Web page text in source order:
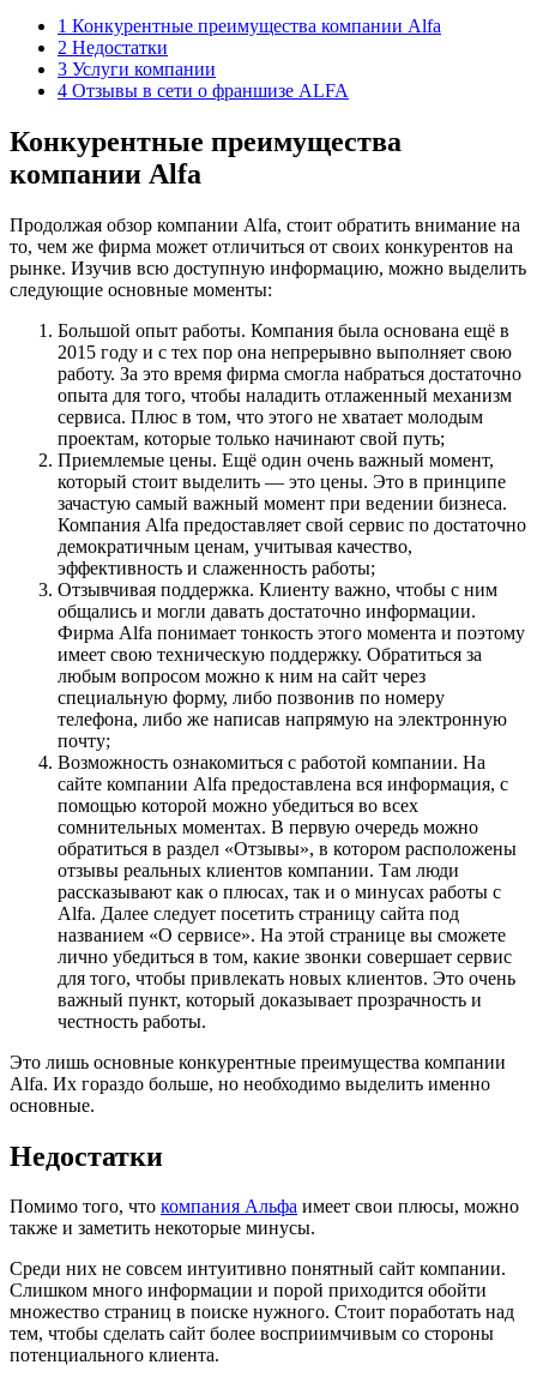
1 Конкурентные преимущества компании Alfa
2 Недостатки
3 Услуги компании
4 Отзывы в сети о франшизе ALFA
Конкурентные преимущества
компании Alfa
Продолжая обзор компании Alfa, стоит обратить внимание на
то, чем же фирма может отличиться от своих конкурентов на
рынке. Изучив всю доступную информацию, можно выделить
следующие основные моменты:
Большой опыт работы. Компания была основана ещё в
2015 году и с тех пор она непрерывно выполняет свою
работу. За это время фирма смогла набраться достаточно
опыта для того, чтобы наладить отлаженный механизм
сервиса. Плюс в том, что этого не хватает молодым
проектам, которые только начинают свой путь;
Приемлемые цены. Ещё один очень важный момент,
который стоит выделить — это цены. Это в принципе
зачастую самый важный момент при ведении бизнеса.
Компания Alfa предоставляет свой сервис по достаточно
демократичным ценам, учитывая качество,
эффективность и слаженность работы;
Отзывчивая поддержка. Клиенту важно, чтобы с ним
общались и могли давать достаточно информации.
Фирма Alfa понимает тонкость этого момента и поэтому
имеет свою техническую поддержку. Обратиться за
любым вопросом можно к ним на сайт через
специальную форму, либо позвонив по номеру
телефона, либо же написав напрямую на электронную
почту;
Возможность ознакомиться с работой компании. На
сайте компании Alfa предоставлена вся информация, с
помощью которой можно убедиться во всех
сомнительных моментах. В первую очередь можно
обратиться в раздел «Отзывы», в котором расположены
отзывы реальных клиентов компании. Там люди
рассказывают как о плюсах, так и о минусах работы с
Alfa. Далее следует посетить страницу сайта под
названием «О сервисе». На этой странице вы сможете
лично убедиться в том, какие звонки совершает сервис
для того, чтобы привлекать новых клиентов. Это очень
важный пункт, который доказывает прозрачность и
честность работы.
Это лишь основные конкурентные преимущества компании
Alfa. Их гораздо больше, но необходимо выделить именно
основные.
Недостатки
Помимо того, что компания Альфа имеет свои плюсы, можно
также и заметить некоторые минусы.
Среди них не совсем интуитивно понятный сайт компании.
Слишком много информации и порой приходится обойти
множество страниц в поиске нужного. Стоит поработать над
тем, чтобы сделать сайт более восприимчивым со стороны
потенциального клиента.